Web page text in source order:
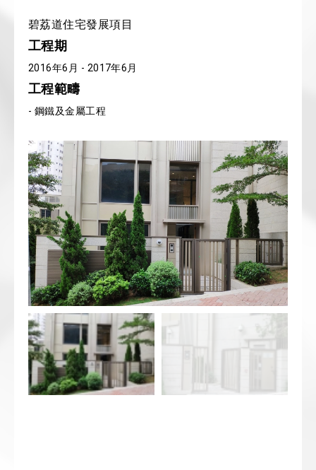
碧荔道住宅發展項目
工程期
2016年6月 - 2017年6月
工程範疇
- 鋼鐵及金屬工程